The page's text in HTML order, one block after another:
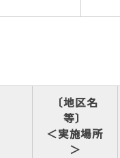
〔地区名
等〕
＜実施場所
＞